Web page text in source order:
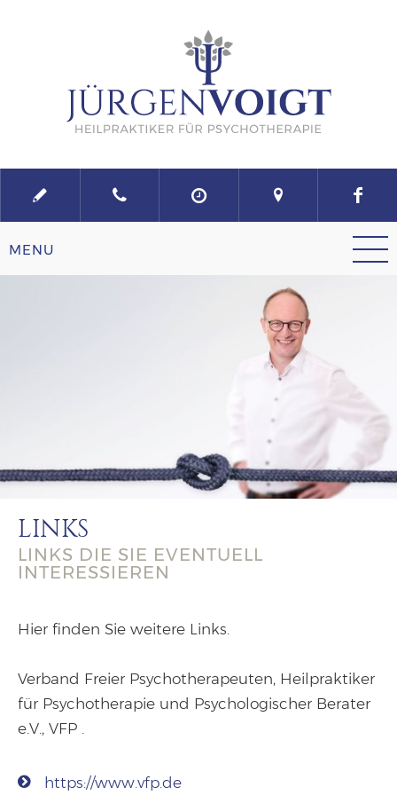
LINKS
LINKS DIE SIE EVENTUELL
INTERESSIEREN
Hier finden Sie weitere Links.
Verband Freier Psychotherapeuten, Heilpraktiker
für Psychotherapie und Psychologischer Berater
e.V., VFP .
https://www.vfp.de